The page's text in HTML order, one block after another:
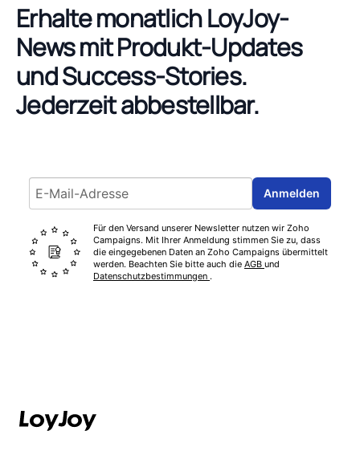
Erhalte monatlich LoyJoy-
News mit Produkt-Updates
und Success-Stories.
Jederzeit abbestellbar.
Email address Anmelden
Für den Versand unserer Newsletter nutzen wir Zoho
Campaigns. Mit Ihrer Anmeldung stimmen Sie zu, dass
die eingegebenen Daten an Zoho Campaigns übermittelt
werden. Beachten Sie bitte auch die AGB und
Datenschutzbestimmungen .